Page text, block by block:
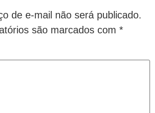
de e-mail não será publicado.
são marcados com *